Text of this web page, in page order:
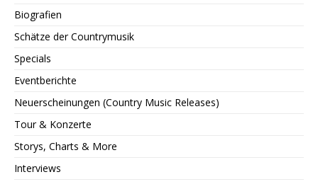
Biografien
Schätze der Countrymusik
Specials
Eventberichte
Neuerscheinungen (Country Music Releases)
Tour & Konzerte
Storys, Charts & More
Interviews